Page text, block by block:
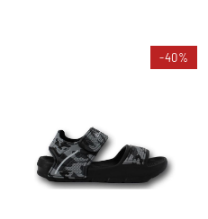
-40%